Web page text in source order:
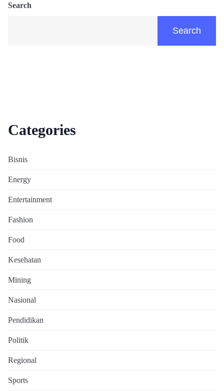
Search
Search
Categories
Bisnis
Energy
Entertainment
Fashion
Food
Kesehatan
Mining
Nasional
Pendidikan
Politik
Regional
Sports